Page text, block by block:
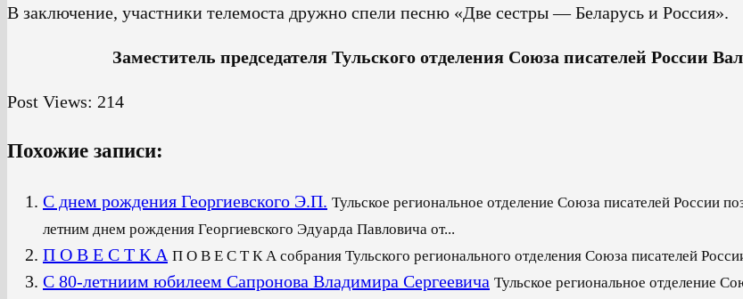
В заключение, участники телемоста дружно спели песню «Две сестры — Беларусь и Россия».
Заместитель председателя Тульского отделения Союза писателей России
Post Views: 214
Похожие записи:
С днем рождения Георгиевского Э.П. Тульское региональное отделение Союза писателей России
летним днем рождения Георгиевского Эдуарда Павловича от...
П О В Е С Т К А П О В Е С Т К А собрания Тульского регионального отделения Союза писателей
С 80-летниим юбилеем Сапронова Владимира Сергеевича Тульское региональное отделение